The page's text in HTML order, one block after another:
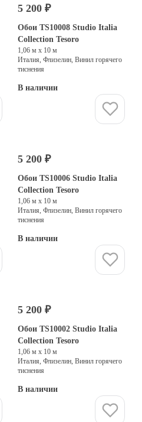
5 200 ₽
Обои TS10008 Studio Italia
Collection Tesoro
1,06 м х 10 м
Италия, Флизелин, Винил горячего
тиснения
В наличии
5 200 ₽
Обои TS10006 Studio Italia
Collection Tesoro
1,06 м х 10 м
Италия, Флизелин, Винил горячего
тиснения
В наличии
5 200 ₽
Обои TS10002 Studio Italia
Collection Tesoro
1,06 м х 10 м
Италия, Флизелин, Винил горячего
тиснения
В наличии